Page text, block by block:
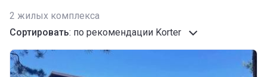
2 жилых комплекса
Сортировать: по рекомендации Korter